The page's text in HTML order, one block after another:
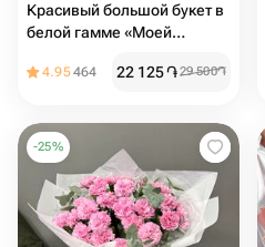
Красивый большой букет в
белой гамме «Моей
4.95464 22 125֏29 500֏
-25%